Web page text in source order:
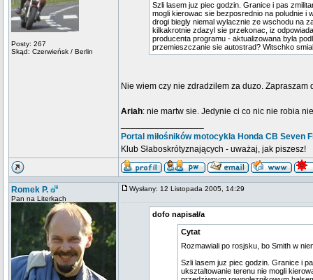
Posty: 267
Skąd: Czerwieńsk / Berlin
Szli lasem juz piec godzin. Granice i pas
mogli kierowac sie bezposrednio na poludnie i
drogi biegly niemal wylacznie ze wschodu na
kilkakrotnie zdazyl sie przekonac, iz
producenta programu - aktualizowana byla
przemieszczanie sie autostrad? Witschko
Nie wiem czy nie zdradzilem za duzo. Zapraszam
Ariah: nie martw sie. Jedynie ci co nic nie robia
Portal miłośników motocykla Honda CB Seven
Klub Słaboskrótyznających - uważaj, jak piszesz!
Romek P.
Pan na Literkach
Wysłany: 12 Listopada 2005, 14:29
dofo napisał/a
Cytat
Rozmawiali po rosjsku, bo Smith w
Szli lasem juz piec godzin. Granice i
uksztaltowanie terenu nie mogli